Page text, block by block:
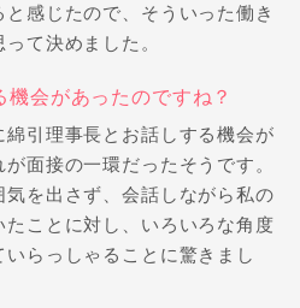
感じたので、そういった働き
て決めました。
会があったのですね？
引理事長とお話しする機会が
面接の一環だったそうです。
を出さず、会話しながら私の
ことに対し、いろいろな角度
らっしゃることに驚きまし